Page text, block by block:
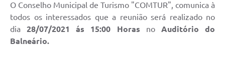
O Conselho Municipal de Turismo "COMTUR", comunica à
todos os interessados que a reunião será realizado no
dia28/07/2021 ás 15:00 Horas no Auditório do
Balneário.